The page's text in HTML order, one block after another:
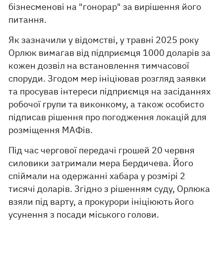
бізнесменові на "гонорар" за вирішення його
питання.
Як зазначили у відомстві, у травні 2025 року
Орлюк вимагав від підприємця 1000 доларів за
кожен дозвіл на встановлення тимчасової
споруди. Згодом мер ініціював розгляд заявки
та просував інтереси підприємця на засіданнях
робочої групи та виконкому, а також особисто
підписав рішення про погодження локацій для
розміщення МАФів.
Під час чергової передачі грошей 20 червня
силовики затримали мера Бердичева. Його
спіймали на одержанні хабара у розмірі 2
тисячі доларів. Згідно з рішенням суду, Орлюка
взяли під варту, а прокурори ініціюють його
усунення з посади міського голови.